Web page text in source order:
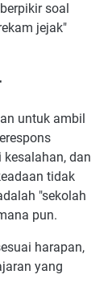
soal
jejak"
untuk ambil
dan
tidak
"sekolah
pun.
harapan,
yang